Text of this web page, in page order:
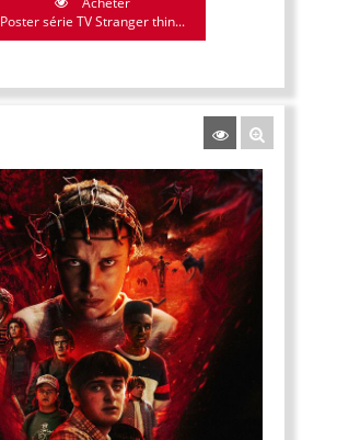
Poster série TV Stranger thin...